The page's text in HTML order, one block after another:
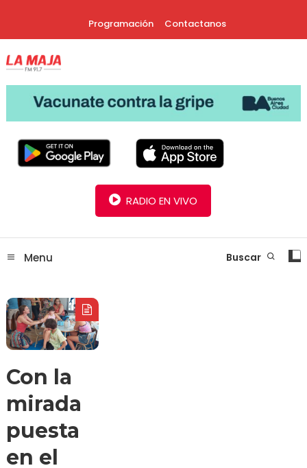
Programación Contactanos
Radio La Maja
RADIO EN VIVO
Menu Buscar
Con la
mirada
puesta
en el